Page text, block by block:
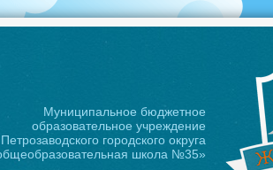
Муниципальное бюджетное
образовательное учреждение
Петрозаводского городского округа
школа №35»